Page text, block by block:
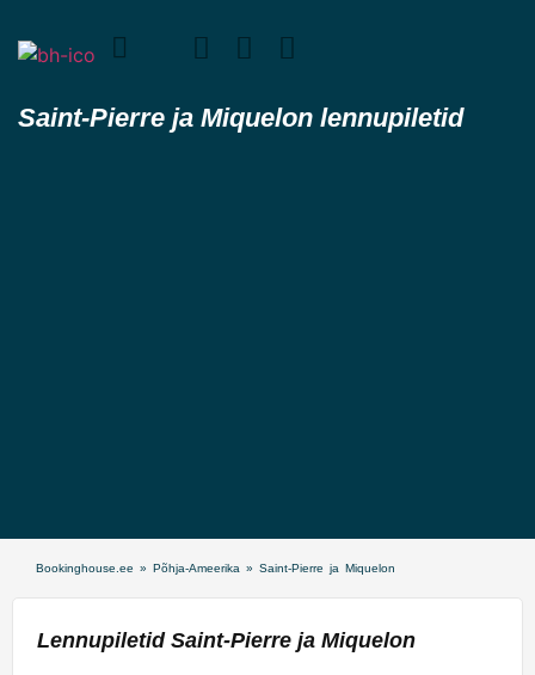
Saint-Pierre ja Miquelon lennupiletid
Bookinghouse.ee » Põhja-Ameerika » Saint-Pierre ja Miquelon
Lennupiletid Saint-Pierre ja Miquelon